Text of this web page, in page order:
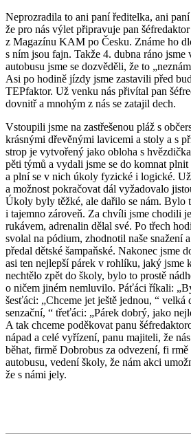
Neprozradila to ani paní ředitelka, ani
že pro nás výlet připravuje pan
z Magazínu KAM po Česku. Známe ho
s ním jsou fajn. Takže 4. dubna ráno
autobusu jsme se dozvěděli, že to
Asi po hodině jízdy jsme zastavili před
TEPfaktor. Už venku nás přivítal pan
dovnitř a mnohým z nás se zatajil dech.
Vstoupili jsme na zastřešenou pláž s
krásnými dřevěnými lavicemi a stoly a s
strop je vytvořený jako obloha s
pěti týmů a vydali jsme se do komnat
a plní se v nich úkoly fyzické i logické.
a možnost pokračovat dál vyžadovalo
Úkoly byly těžké, ale dařilo se nám. Bylo
i tajemno zároveň. Za chvíli jsme chodili
rukávem, adrenalin dělal své. Po třech
svolal na pódium, zhodnotil naše snažení
předal dětské šampaňské. Nakonec jsme
asi ten nejlepší párek v rohlíku, jaký jsme
nechtělo zpět do školy, bylo to prostě
o ničem jiném nemluvilo. Páťáci říkali:
šesťáci: „Chceme jet ještě jednou, “ velká
senzační, “ třeťáci: „Párek dobrý, jako
A tak chceme poděkovat panu
nápad a celé vyřízení, panu majiteli, že
běhat, firmě Dobrobus za odvezení, fi
autobusu, vedení školy, že nám akci
že s námi jely.